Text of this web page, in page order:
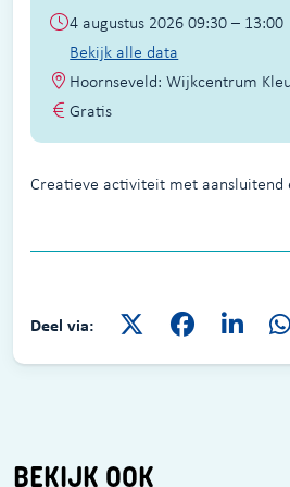
4 augustus 2026 09:30 – 13:00
Bekijk alle data
Hoornseveld: Wijkcentrum
Gratis
Creatieve activiteit met aansluitend
Deel via:
BEKIJK OOK